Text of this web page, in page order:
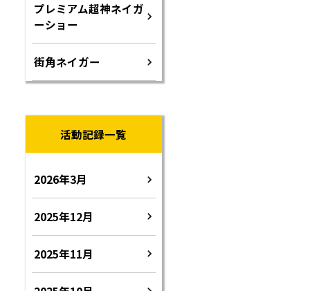
プレミアム超神ネイガ
ーショー
街角ネイガー
活動記録一覧
2026年3月
2025年12月
2025年11月